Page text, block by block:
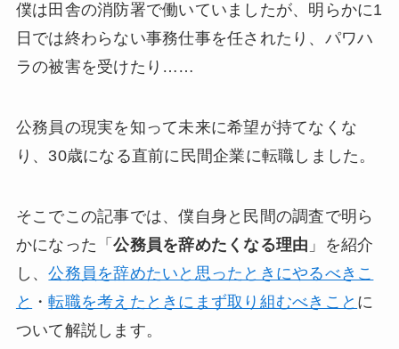
僕は田舎の消防署で働いていましたが、明らかに1
日では終わらない事務仕事を任されたり、パワハ
ラの被害を受けたり……
公務員の現実を知って未来に希望が持てなくな
り、30歳になる直前に民間企業に転職しました。
そこでこの記事では、僕自身と民間の調査で明ら
かになった「公務員を辞めたくなる理由 」を紹介
し、公務員を辞めたいと思ったときにやるべきこ
と ・転職を考えたときにまず取り組むべきこと に
ついて解説します。